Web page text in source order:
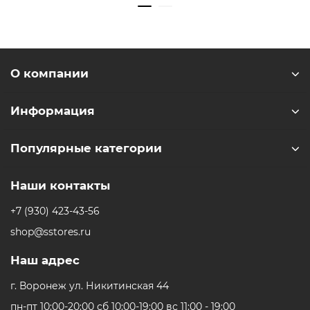
менеджеров магазина.
обязательные приложения, в том числе единый
магазин приложений (RuStore).
О компании
Информация
Популярные категории
Наши контакты
+7 (930) 423-43-56
shop@sstores.ru
Наш адрес
г. Воронеж ул. Никитинская 44
пн-пт 10:00-20:00 сб 10:00-19:00 вс 11:00 - 19:00